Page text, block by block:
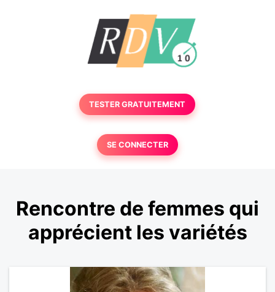
TESTER GRATUITEMENT
SE CONNECTER
Rencontre de femmes qui
apprécient les variétés